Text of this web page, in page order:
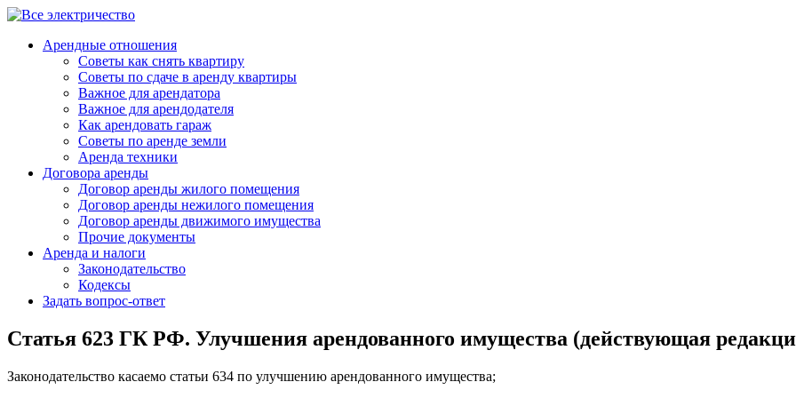
Арендные отношения
Советы как снять квартиру
Советы по сдаче в аренду квартиры
Важное для арендатора
Важное для арендодателя
Как арендовать гараж
Советы по аренде земли
Аренда техники
Договора аренды
Договор аренды жилого помещения
Договор аренды нежилого помещения
Договор аренды движимого имущества
Прочие документы
Аренда и налоги
Законодательство
Кодексы
Задать вопрос-ответ
Статья 623 ГК РФ. Улучшения арендованного имущества (действующая
Законодательство касаемо статьи 634 по улучшению арендованного имущества;